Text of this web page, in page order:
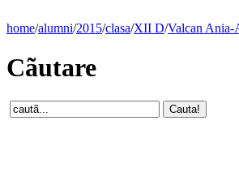
home/alumni/2015/clasa/XII D/Valcan Ania-
Cãutare